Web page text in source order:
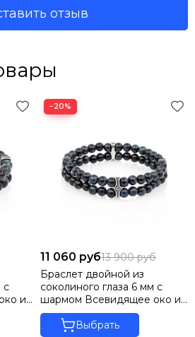
отзыв
с
из
−20%
11 060 руб13 900 руб
Браслет двойной из
соколиного глаза 6 мм с
шармом Всевидящее око из
серебра 925
Выбрать